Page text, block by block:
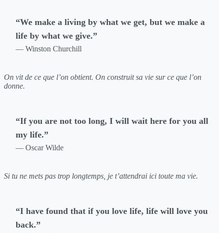
“We make a living by what we get, but we make a
life by what we give.”
— Winston Churchill
On vit de ce que l’on obtient. On construit sa vie sur ce que l’on
donne.
“If you are not too long, I will wait here for you all
my life.”
— Oscar Wilde
Si tu ne mets pas trop longtemps, je t’attendrai ici toute ma vie.
“I have found that if you love life, life will love you
back.”